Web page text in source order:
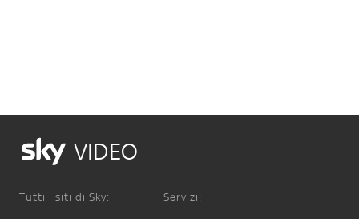
VIDEO
Tutti i siti di Sky: Servizi: